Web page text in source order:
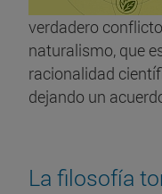
verdadero
naturalismo, que
racionalidad
dejando un
La filosofía